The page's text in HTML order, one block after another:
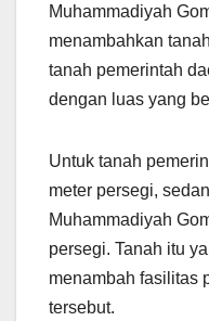
Muhammadiyah
menambahkan
tanah pemerintah
dengan luas yang
Untuk tanah
meter persegi,
Muhammadiyah
persegi. Tanah itu
menambah fasilitas
tersebut.